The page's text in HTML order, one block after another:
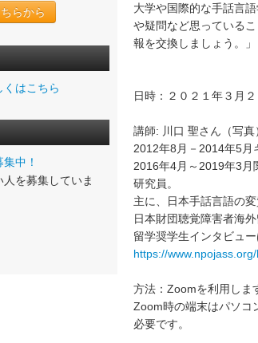
らから
くはこちら
中！
を募集していま
大学や国際的な手話言
や疑問など思っている
報を交換しましょう。」
日時：２０２１年３月
講師: 川口 聖さん（写真
2012年8月－2014年5月
2016年4月～2019年3月
研究員。
主に、日本手話言語の変
日本財団聴覚障害者海
留学奨学生インタビュ
https://
方法：Zoomを利用しま
Zoom時の端末はパソコ
必要です。